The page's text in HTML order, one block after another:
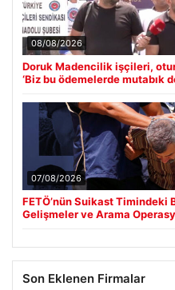
08/08/2026
Doruk Madencilik işçileri,
‘Biz bu ödemelerde mutabık
07/08/2026
FETÖ’nün Suikast Timindeki
Gelişmeler ve Arama
Son Eklenen Firmalar